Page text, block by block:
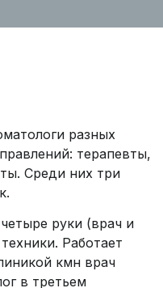
разных
терапевты,
Среди них три
руки (врач и
Работает
кмн врач
в третьем